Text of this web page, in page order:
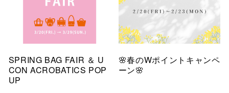
SPRING BAG FAIR ＆ U
CON ACROBATICS POP
UP
🌸春のWポイントキャンペ
ーン🌸